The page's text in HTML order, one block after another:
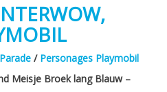
/ Personages Playmobil
Meisje Broek lang Blauw –